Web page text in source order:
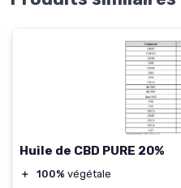
Huile de CBD PURE 20%
＋ 100% végétale